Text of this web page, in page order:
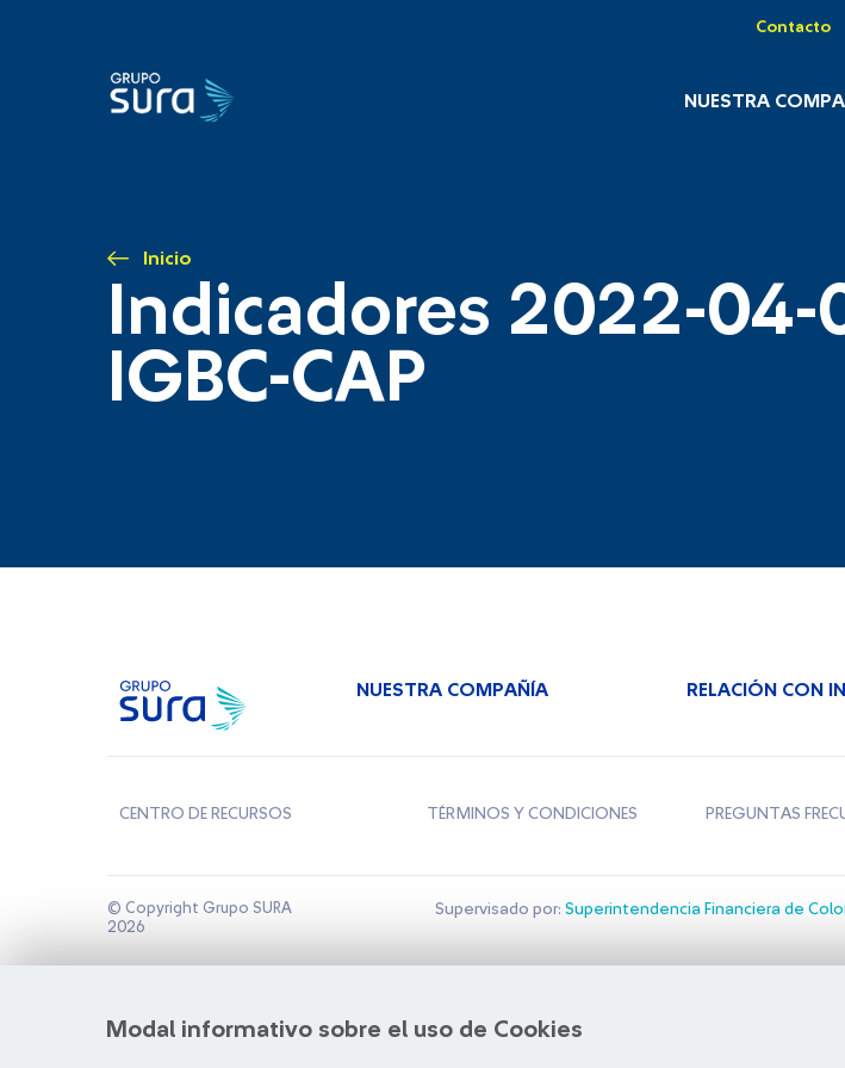
Contacto
NUESTRA
Inicio
Indicadores 2022-
IGBC-CAP
Modal informativo sobre el uso de Cookies
NUESTRA COMPAÑÍA RELACIÓN CON
CENTRO DE RECURSOS TÉRMINOS Y CONDICIONES PREGUNTAS
© Copyright Grupo SURA
2026
Supervisado por: Superintendencia Financiera de